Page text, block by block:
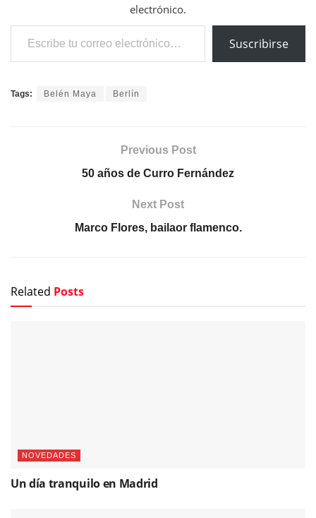
electrónico.
Escribe tu correo electrónico…
Suscribirse
Tags: Belén Maya Berlín
Previous Post
50 años de Curro Fernández
Next Post
Marco Flores, bailaor flamenco.
Related Posts
NOVEDADES
Un día tranquilo en Madrid